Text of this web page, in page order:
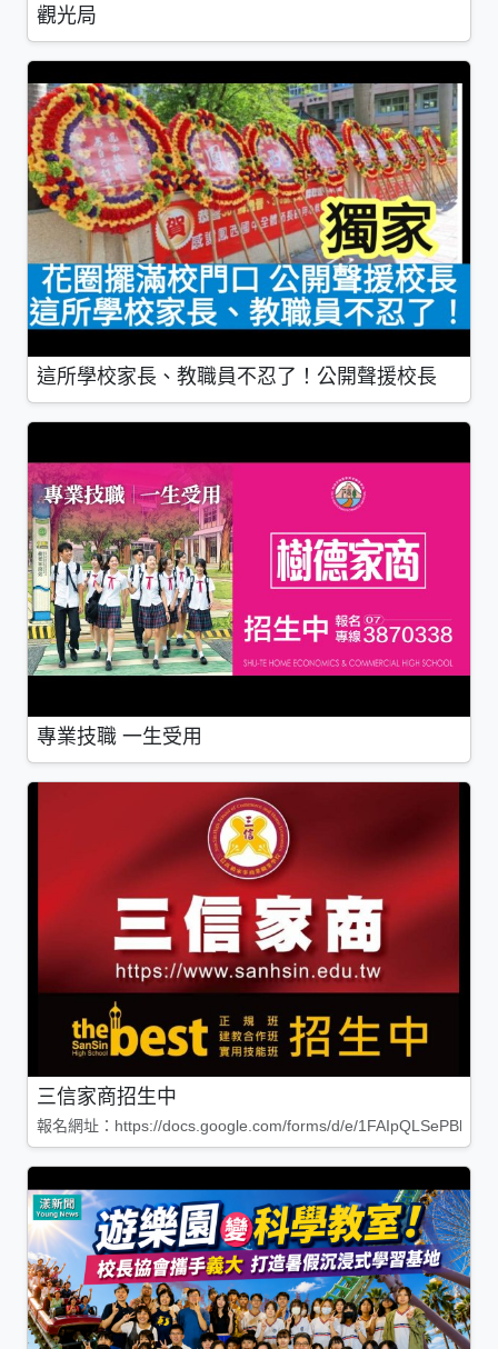
觀光局
這所學校家長、教職員不忍了！公開聲援校長
專業技職 一生受用
三信家商招生中
報名網址：https://docs.google.com/forms/d/e/